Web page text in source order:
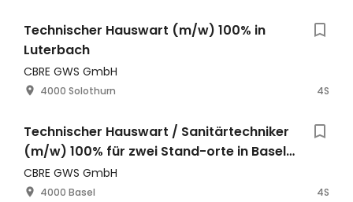
Technischer Hauswart (m/w) 100% in
Luterbach
CBRE GWS GmbH
4000 Solothurn 4S
Technischer Hauswart / Sanitärtechniker
(m/w) 100% für zwei Stand-orte in Basel
& Allschwil
CBRE GWS GmbH
4000 Basel 4S